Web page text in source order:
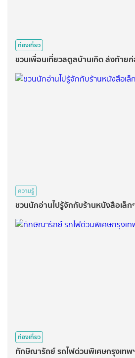
ท่องเที่ยว
ชวนเพื่อนเที่ยวสตูลบ้านเกิด ส่งท้าย
ความรู้
ชวนนักอ่านไปรู้จักกับร้านหนังสือเล็ก
ท่องเที่ยว
ทักษิณารัถย์ รถไฟด่วนพิเศษกรุงเท